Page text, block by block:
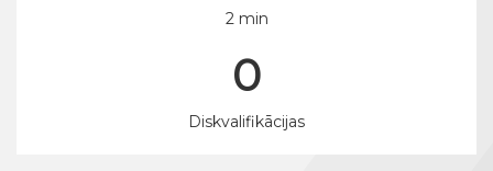
2 min
0
Diskvalifikācijas